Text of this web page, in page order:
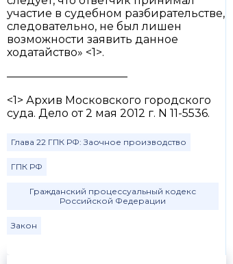
участие в судебном разбирательстве,
следовательно, не был лишен
возможности заявить данное
ходатайство» <1>.
———————————
<1> Архив Московского городского
суда. Дело от 2 мая 2012 г. N 11-5536.
Глава 22 ГПК РФ: Заочное производство
ГПК РФ
Гражданский процессуальный кодекс
Российской Федерации
Закон